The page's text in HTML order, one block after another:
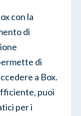
con la
di
di
a Box.
puoi
per i